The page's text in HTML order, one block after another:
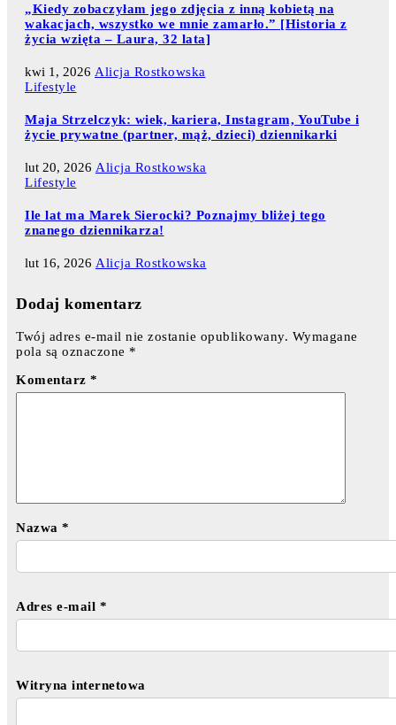
„Kiedy zobaczyłam jego zdjęcia z inną kobietą na
wakacjach, wszystko we mnie zamarło.” [Historia z
życia wzięta – Laura, 32 lata]
kwi 1, 2026 Alicja Rostkowska
Lifestyle
Maja Strzelczyk: wiek, kariera, Instagram, YouTube i
życie prywatne (partner, mąż, dzieci) dziennikarki
lut 20, 2026 Alicja Rostkowska
Lifestyle
Ile lat ma Marek Sierocki? Poznajmy bliżej tego
znanego dziennikarza!
lut 16, 2026 Alicja Rostkowska
Dodaj komentarz
Twój adres e-mail nie zostanie opublikowany. Wymagane
pola są oznaczone *
Komentarz *
Nazwa *
Adres e-mail *
Witryna internetowa